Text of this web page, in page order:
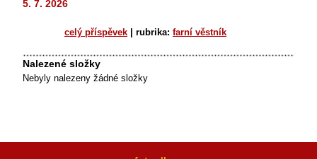
5. 7. 2026
celý příspěvek rubrika: farní věstník
Nalezené složky
Nebyly nalezeny žádné složky